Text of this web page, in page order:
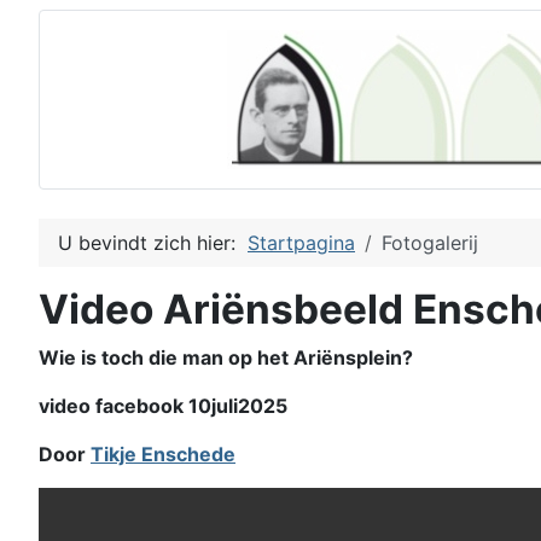
U bevindt zich hier: Startpagina Fotogalerij
Video Ariënsbeeld
Wie is toch die man op het Ariënsplein?
video facebook 10juli2025
Door Tikje Enschede